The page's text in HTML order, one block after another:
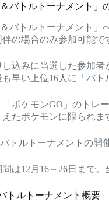
バトルトーナメント」
＆バトルトーナメント
の場合のみ参加可能で
込みに当選した参加
早い上位16人に「バ
「ポケモンGO」のト
たポケモンに限られま
トルトーナメントの開
は12月16～26日まで
トルトーナメント概要